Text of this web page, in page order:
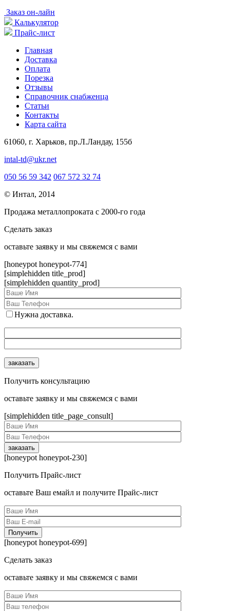
Заказ он-лайн
Калькулятор
Прайс-лист
Главная
Доставка
Оплата
Порезка
Отзывы
Справочник снабженца
Статьи
Контакты
Карта сайта
61060, г. Харьков, пр.Л.Ландау, 155б
intal-td@ukr.net
050 56 59 342 067 572 32 74
© Интал, 2014
Продажа металлопроката с 2000-го года
Сделать заказ
оcтавьте заявку и мы свяжемся с вами
[honeypot honeypot-774]
[simplehidden title_prod]
[simplehidden quantity_prod]
Нужна доставка.
Получить консультацию
оcтавьте заявку и мы свяжемся с вами
[simplehidden title_page_consult]
[honeypot honeypot-230]
Получить Прайс-лист
оcтавьте Ваш емайл и получите Прайс-лист
[honeypot honeypot-699]
Сделать заказ
оcтавьте заявку и мы свяжемся с вами